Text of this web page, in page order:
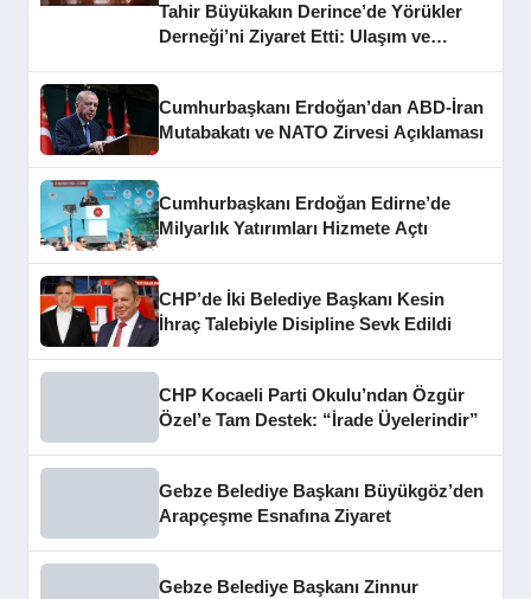
Tahir Büyükakın Derince’de Yörükler
Derneği’ni Ziyaret Etti: Ulaşım ve
Cumhurbaşkanı Erdoğan’dan ABD-İran
Mutabakatı ve NATO Zirvesi Açıklaması
Cumhurbaşkanı Erdoğan Edirne’de
Milyarlık Yatırımları Hizmete Açtı
CHP’de İki Belediye Başkanı Kesin
İhraç Talebiyle Disipline Sevk Edildi
CHP Kocaeli Parti Okulu’ndan Özgür
Özel’e Tam Destek: “İrade Üyelerindir”
Gebze Belediye Başkanı Büyükgöz’den
Arapçeşme Esnafına Ziyaret
Gebze Belediye Başkanı Zinnur